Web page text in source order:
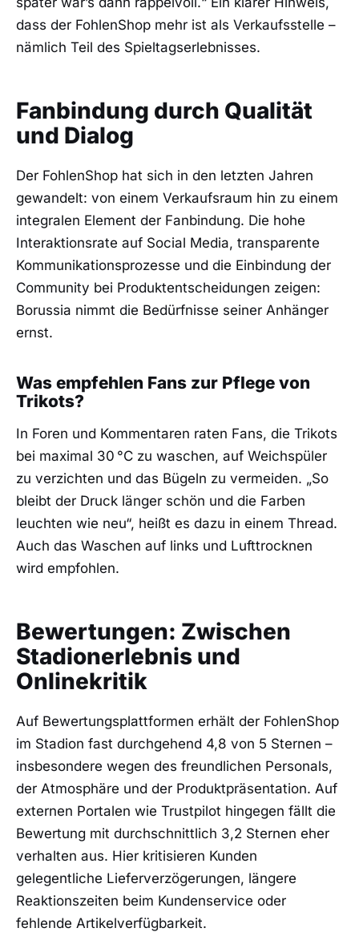
dass der FohlenShop mehr ist als Verkaufsstelle –
nämlich Teil des Spieltagserlebnisses.
Fanbindung durch Qualität
und Dialog
Der FohlenShop hat sich in den letzten Jahren
gewandelt: von einem Verkaufsraum hin zu einem
integralen Element der Fanbindung. Die hohe
Interaktionsrate auf Social Media, transparente
Kommunikationsprozesse und die Einbindung der
Community bei Produktentscheidungen zeigen:
Borussia nimmt die Bedürfnisse seiner Anhänger
ernst.
Was empfehlen Fans zur Pflege von
Trikots?
In Foren und Kommentaren raten Fans, die Trikots
bei maximal 30 °C zu waschen, auf Weichspüler
zu verzichten und das Bügeln zu vermeiden. „So
bleibt der Druck länger schön und die Farben
leuchten wie neu“, heißt es dazu in einem Thread.
Auch das Waschen auf links und Lufttrocknen
wird empfohlen.
Bewertungen: Zwischen
Stadionerlebnis und
Onlinekritik
Auf Bewertungsplattformen erhält der FohlenShop
im Stadion fast durchgehend 4,8 von 5 Sternen –
insbesondere wegen des freundlichen Personals,
der Atmosphäre und der Produktpräsentation. Auf
externen Portalen wie Trustpilot hingegen fällt die
Bewertung mit durchschnittlich 3,2 Sternen eher
verhalten aus. Hier kritisieren Kunden
gelegentliche Lieferverzögerungen, längere
Reaktionszeiten beim Kundenservice oder
fehlende Artikelverfügbarkeit.